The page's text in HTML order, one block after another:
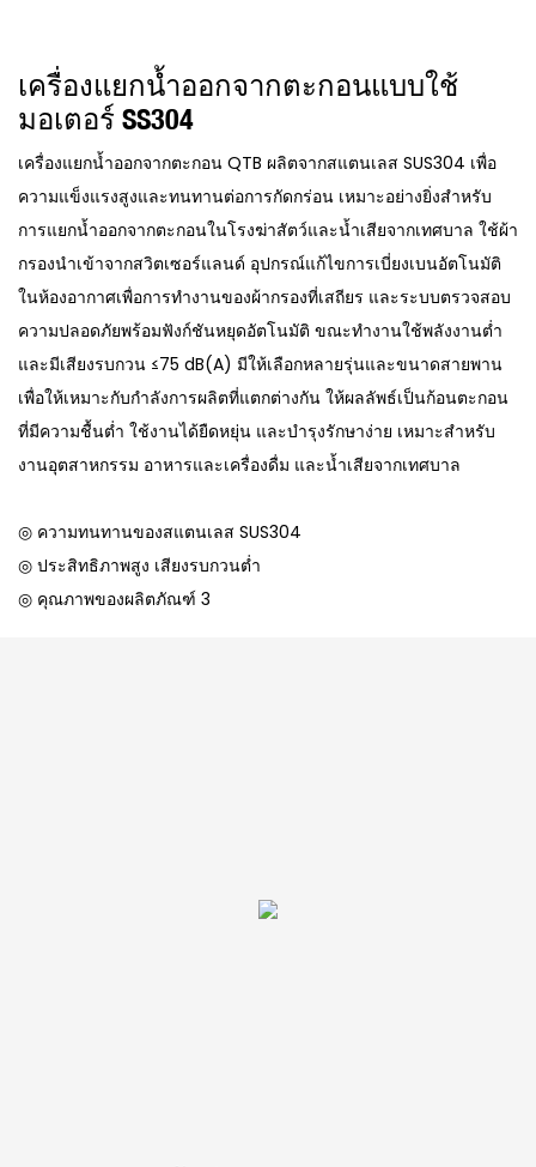
เครื่องแยกน้ำออกจากตะกอนแบบใช้
มอเตอร์ SS304
เครื่องแยกน้ำออกจากตะกอน QTB ผลิตจากสแตนเลส SUS304 เพื่อ
ความแข็งแรงสูงและทนทานต่อการกัดกร่อน เหมาะอย่างยิ่งสำหรับ
การแยกน้ำออกจากตะกอนในโรงฆ่าสัตว์และน้ำเสียจากเทศบาล ใช้ผ้า
กรองนำเข้าจากสวิตเซอร์แลนด์ อุปกรณ์แก้ไขการเบี่ยงเบนอัตโนมัติ
ในห้องอากาศเพื่อการทำงานของผ้ากรองที่เสถียร และระบบตรวจสอบ
ความปลอดภัยพร้อมฟังก์ชันหยุดอัตโนมัติ ขณะทำงานใช้พลังงานต่ำ
และมีเสียงรบกวน ≤75 dB(A) มีให้เลือกหลายรุ่นและขนาดสายพาน
เพื่อให้เหมาะกับกำลังการผลิตที่แตกต่างกัน ให้ผลลัพธ์เป็นก้อนตะกอน
ที่มีความชื้นต่ำ ใช้งานได้ยืดหยุ่น และบำรุงรักษาง่าย เหมาะสำหรับ
งานอุตสาหกรรม อาหารและเครื่องดื่ม และน้ำเสียจากเทศบาล
◎ ความทนทานของสแตนเลส SUS304
◎ ประสิทธิภาพสูง เสียงรบกวนต่ำ
◎ คุณภาพของผลิตภัณฑ์ 3